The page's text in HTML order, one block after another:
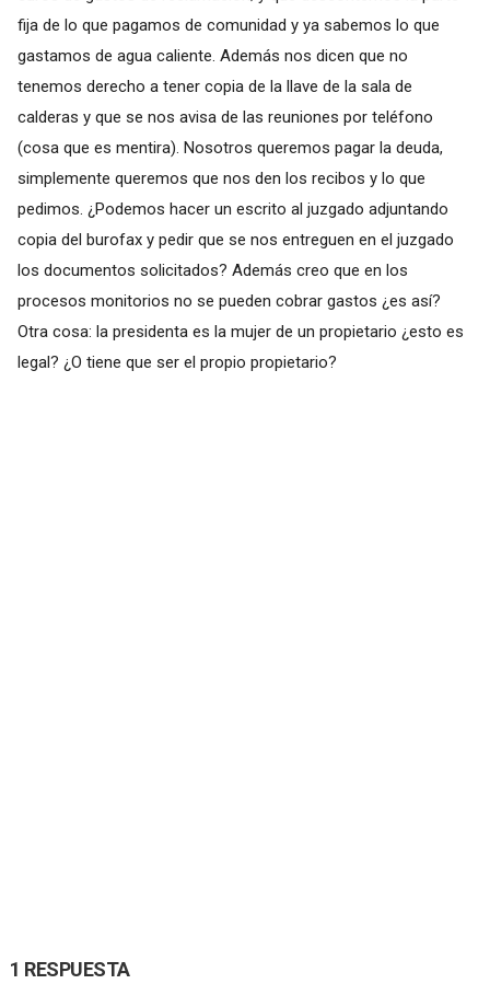
fija de lo que pagamos de comunidad y ya sabemos lo que
gastamos de agua caliente. Además nos dicen que no
tenemos derecho a tener copia de la llave de la sala de
calderas y que se nos avisa de las reuniones por teléfono
(cosa que es mentira). Nosotros queremos pagar la deuda,
simplemente queremos que nos den los recibos y lo que
pedimos. ¿Podemos hacer un escrito al juzgado adjuntando
copia del burofax y pedir que se nos entreguen en el juzgado
los documentos solicitados? Además creo que en los
procesos monitorios no se pueden cobrar gastos ¿es así?
Otra cosa: la presidenta es la mujer de un propietario ¿esto es
legal? ¿O tiene que ser el propio propietario?
1 RESPUESTA